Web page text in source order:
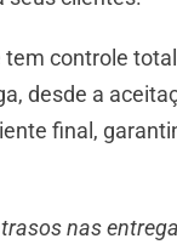
tem controle
desde a
final,
nas